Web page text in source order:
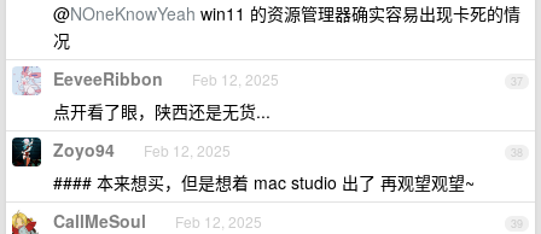
@NOneKnowYeah win11 的资源管理器确实容易出现卡死的情
况
37
EeveeRibbon Feb 12, 2025
点开看了眼，陕西还是无货...
38
Zoyo94 Feb 12, 2025
#### 本来想买，但是想着 mac studio 出了 再观望观望~
39
CallMeSoul Feb 12, 2025